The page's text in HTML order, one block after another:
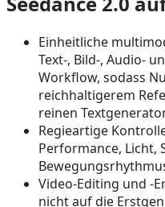
Einheitliche
Text-, Bild-, Audio-
Workflow, sodass
reichhaltigerem
reinen
Regieartige
Performance, Licht,
Video-Editing und -
nicht auf die